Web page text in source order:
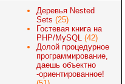
Деревья Nested
Sets (25)
Гостевая книга на
PHP/MySQL (42)
Долой процедурное
программирование,
даешь объектно
-ориентированное!